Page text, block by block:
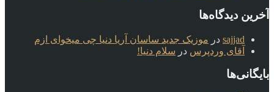
آخرین دیدگاه‌ها
sajjad در موزیک جدید ساسان آریا دنیا چی میخوای ازم
آقای وردپرس در سلام دنیا!
بایگانی‌ها